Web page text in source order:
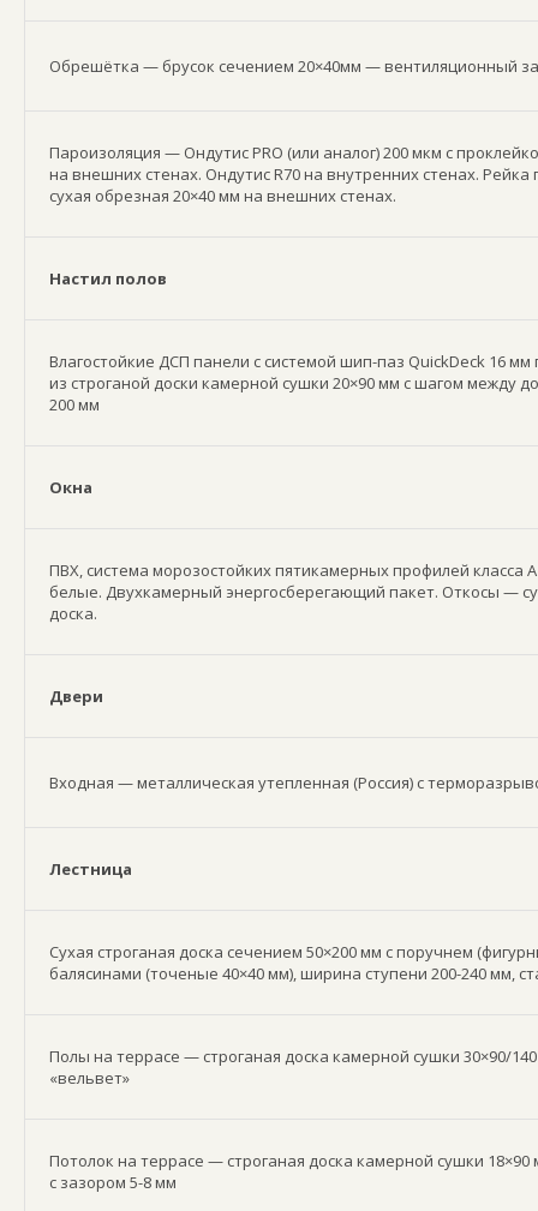
Обрешётка — брусок сечением 20×40мм — вентиляционный
Пароизоляция — Ондутис PRO (или аналог) 200 мкм с
на внешних стенах. Ондутис R70 на внутренних стенах. Рейка
сухая обрезная 20×40 мм на внешних стенах.
Настил полов
Влагостойкие ДСП панели с системой шип-паз QuickDeck 16
из строганой доски камерной сушки 20×90 мм с шагом между
200 мм
Окна
ПВХ, система морозостойких пятикамерных профилей класса
белые. Двухкамерный энергосберегающий пакет. Откосы —
доска.
Двери
Входная — металлическая утепленная (Россия) с
Лестница
Сухая строганая доска сечением 50×200 мм с поручнем
балясинами (точеные 40×40 мм), ширина ступени 200-240 мм,
Полы на террасе — строганая доска камерной сушки 30×90/
«вельвет»
Потолок на террасе — строганая доска камерной сушки 18×90
с зазором 5-8 мм